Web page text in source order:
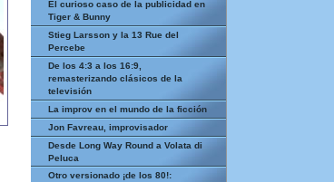
El curioso caso de la publicidad en
Tiger & Bunny
Stieg Larsson y la 13 Rue del
Percebe
De los 4:3 a los 16:9,
remasterizando clásicos de la
televisión
La improv en el mundo de la ficción
Jon Favreau, improvisador
Desde Long Way Round a Volata di
Peluca
Otro versionado ¡de los 80!: